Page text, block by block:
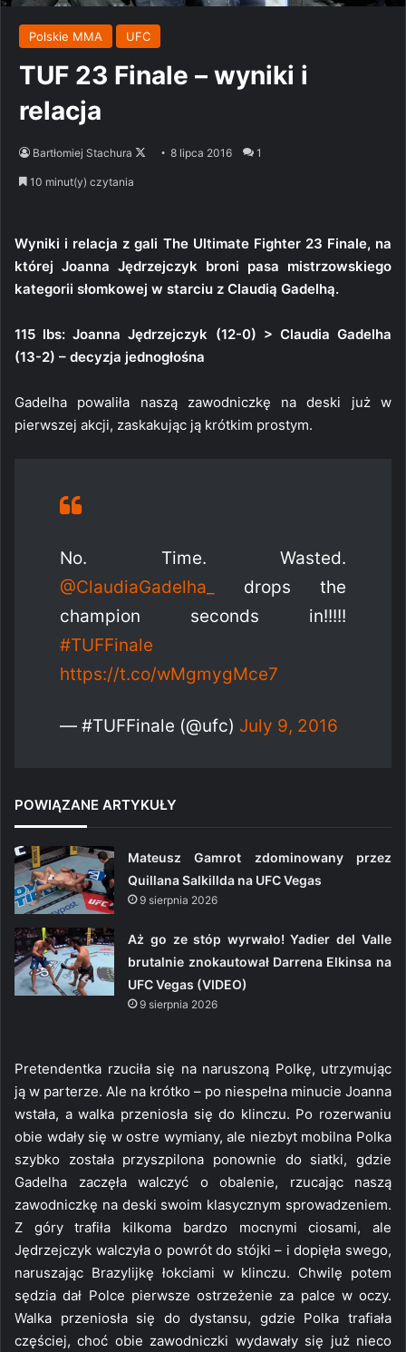
Polskie MMA UFC
TUF 23 Finale – wyniki i
relacja
Bartłomiej Stachura
Follow8 lipca 2016 1
10 minut(y) czytania
Wyniki i relacja z gali The Ultimate Fighter 23 Finale, na
której Joanna Jędrzejczyk broni pasa mistrzowskiego
kategorii słomkowej w starciu z Claudią Gadelhą.
115 lbs: Joanna Jędrzejczyk (12-0) > Claudia Gadelha
(13-2) – decyzja jednogłośna
Gadelha powaliła naszą zawodniczkę na deski już w
pierwszej akcji, zaskakując ją krótkim prostym.
No. Time. Wasted.
@ClaudiaGadelha_
drops the
champion seconds in!!!!!
#TUFFinale
https://t.co/wMgmygMce7
— #TUFFinale (@ufc) July 9, 2016
POWIĄZANE ARTYKUŁY
Mateusz Gamrot zdominowany przez
Quillana Salkillda na UFC Vegas
9 sierpnia 2026
Aż go ze stóp wyrwało! Yadier del Valle
brutalnie znokautował Darrena Elkinsa na
UFC Vegas (VIDEO)
9 sierpnia 2026
Pretendentka rzuciła się na naruszoną Polkę, utrzymując
ją w parterze. Ale na krótko – po niespełna minucie Joanna
wstała, a walka przeniosła się do klinczu. Po rozerwaniu
obie wdały się w ostre wymiany, ale niezbyt mobilna Polka
szybko została przyszpilona ponownie do siatki, gdzie
Gadelha zaczęła walczyć o obalenie, rzucając naszą
zawodniczkę na deski swoim klasycznym sprowadzeniem.
Z góry trafiła kilkoma bardzo mocnymi ciosami, ale
Jędrzejczyk walczyła o powrót do stójki – i dopięła swego,
naruszając Brazylijkę łokciami w klinczu. Chwilę potem
sędzia dał Polce pierwsze ostrzeżenie za palce w oczy.
Walka przeniosła się do dystansu, gdzie Polka trafiała
częściej, choć obie zawodniczki wydawały się już nieco